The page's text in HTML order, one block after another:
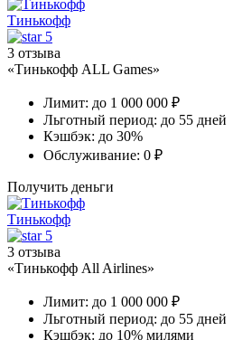
Тинькофф
5
3 отзыва
«Тинькофф ALL Games»
Лимит: до 1 000 000 ₽
Льготный период: до 55 дней
Кэшбэк: до 30%
Обслуживание: 0 ₽
Получить деньги
Тинькофф
5
3 отзыва
«Тинькофф All Airlines»
Лимит: до 1 000 000 ₽
Льготный период: до 55 дней
Кэшбэк: до 10% милями